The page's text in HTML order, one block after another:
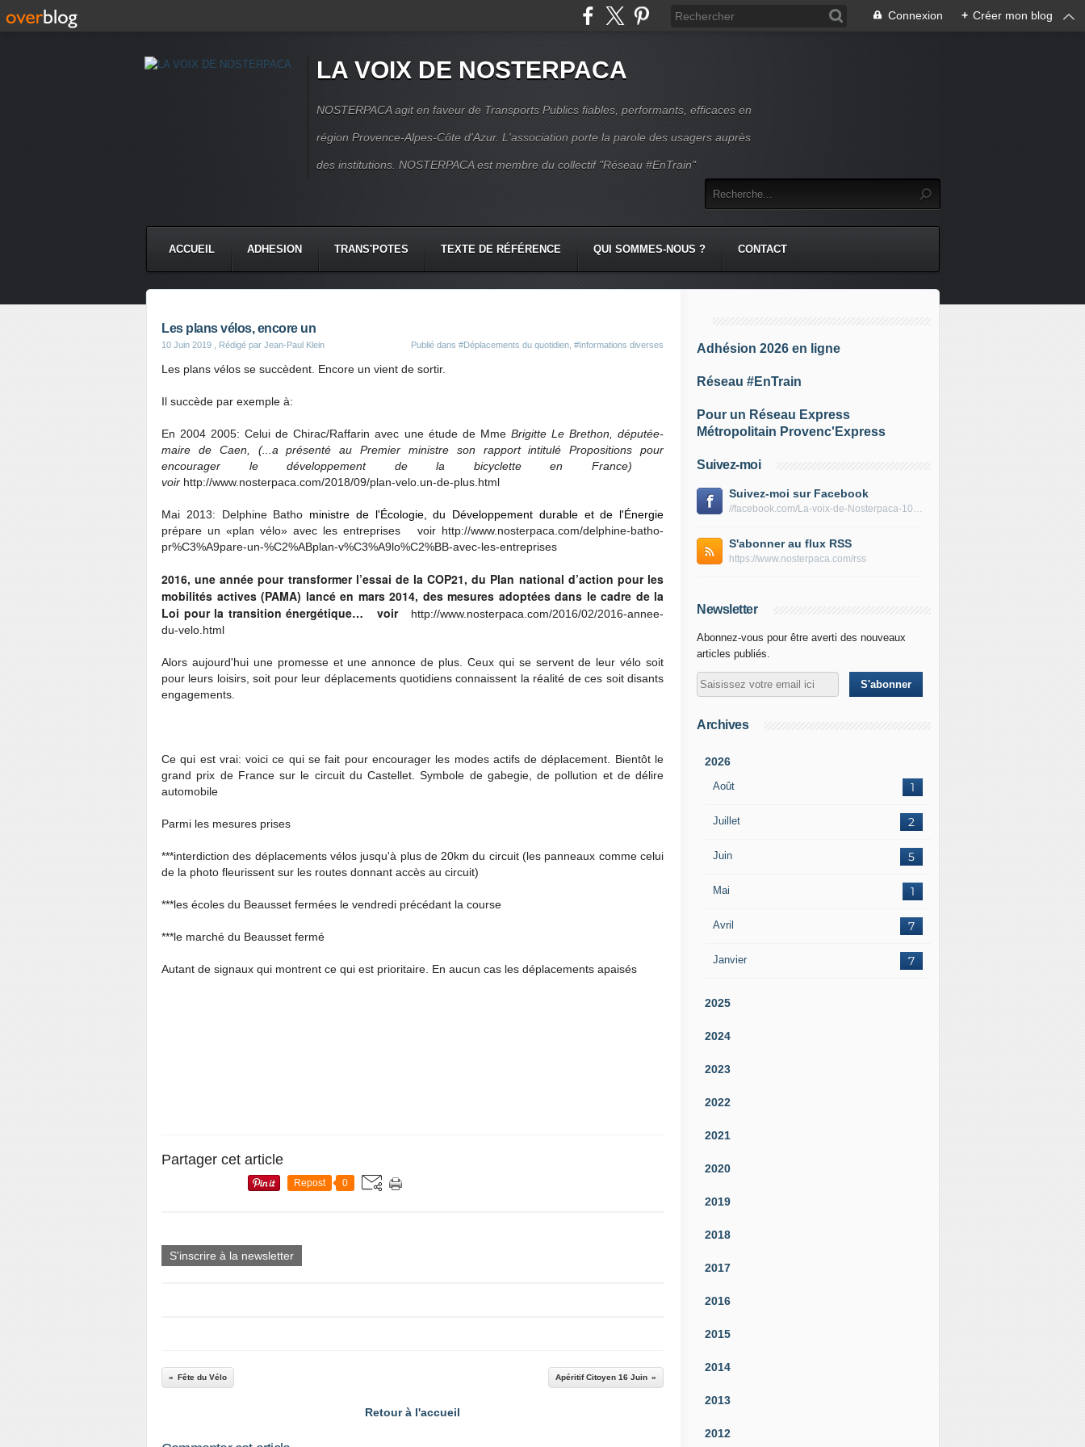
Connexion + Créer mon blog
LA VOIX DE NOSTERPACA
NOSTERPACA agit en faveur de Transports Publics fiables, performants, efficaces en
région Provence-Alpes-Côte d'Azur. L'association porte la parole des usagers auprès
des institutions. NOSTERPACA est membre du collectif "Réseau #EnTrain"
ACCUEIL ADHESION TRANS'POTES TEXTE DE RÉFÉRENCE QUI SOMMES-NOUS ? CONTACT
Les plans vélos, encore un
10 Juin 2019 , Rédigé par Jean-Paul Klein Publié dans #Déplacements du quotidien #Informations diverses
Les plans vélos se succèdent. Encore un vient de sortir.
Il succède par exemple à:
En 2004 2005: Celui de Chirac/Raffarin avec une étude de Mme Brigitte Le Brethon, députée-
maire de Caen, (...a présenté au Premier ministre son rapport intitulé Propositions pour
encourager le développement de la bicyclette en France)
voir http://www.nosterpaca.com/2018/09/plan-velo.un-de-plus.html
Mai 2013: Delphine Batho ministre de l'Écologie, du Développement durable et de l'Énergie
prépare un «plan vélo» avec les entreprises voir http://www.nosterpaca.com/delphine-batho-
pr%C3%A9pare-un-%C2%ABplan-v%C3%A9lo%C2%BB-avec-les-entreprises
2016, une année pour transformer l’essai de la COP21, du Plan national d’action pour les
mobilités actives (PAMA) lancé en mars 2014, des mesures adoptées dans le cadre de la
Loi pour la transition énergétique… voir
http://www.nosterpaca.com/2016/02/2016-annee-
du-velo.html
Alors aujourd'hui une promesse et une annonce de plus. Ceux qui se servent de leur vélo soit
pour leurs loisirs, soit pour leur déplacements quotidiens connaissent la réalité de ces soit disants
engagements.
Ce qui est vrai: voici ce qui se fait pour encourager les modes actifs de déplacement. Bientôt le
grand prix de France sur le circuit du Castellet. Symbole de gabegie, de pollution et de délire
automobile
Parmi les mesures prises
***interdiction des déplacements vélos jusqu'à plus de 20km du circuit (les panneaux comme celui
de la photo fleurissent sur les routes donnant accès au circuit)
***les écoles du Beausset fermées le vendredi précédant la course
***le marché du Beausset fermé
Autant de signaux qui montrent ce qui est prioritaire. En aucun cas les déplacements apaisés
Partager cet article
Repost 0
S'inscrire à la newsletter
Fête du Vélo Apéritif Citoyen 16 Juin
Retour à l'accueil
Adhésion 2026 en ligne
Réseau #EnTrain
Pour un Réseau Express
Métropolitain Provenc'Express
Suivez-moi
Suivez-moi sur Facebook
//facebook.com/La-voix-de-Nosterpaca-106434384284735
S'abonner au flux RSS
https://www.nosterpaca.com/rss
Newsletter
Abonnez-vous pour être averti des nouveaux
articles publiés.
Archives
2026
Août 1
Juillet 2
Juin 5
Mai 1
Avril 7
Janvier 7
2025
2024
2023
2022
2021
2020
2019
2018
2017
2016
2015
2014
2013
2012